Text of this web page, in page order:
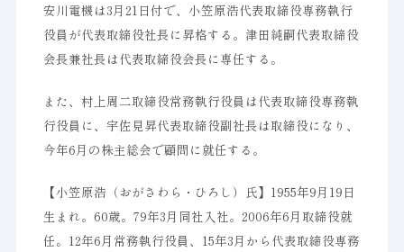
安川電機は3月21日付で、小笠原浩代表取締役専務執行
役員が代表取締役社長に昇格する。津田純嗣代表取締役
会長兼社長は代表取締役会長に専任する。
また、村上周二取締役常務執行役員は代表取締役専務執
行役員に、宇佐見昇代表取締役副社長は取締役になり、
今年6月の株主総会で顧問に就任する。
【小笠原浩（おがさわら・ひろし）氏】1955年9月19日
生まれ。60歳。79年3月同社入社。2006年6月取締役就
任。12年6月常務執行役員、15年3月から代表取締役専務